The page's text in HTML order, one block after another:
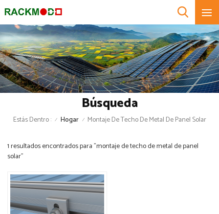
Búsqueda
Estás Dentro : / Hogar / Montaje De Techo De Metal De Panel Solar
1 resultados encontrados para "montaje de techo de metal de panel
solar"